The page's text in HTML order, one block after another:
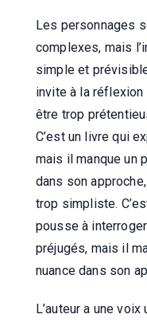
Les personnages
complexes, mais
simple et
invite à la réflexion
être trop
C’est un livre qui
mais il manque un
dans son
trop simpliste.
pousse à
préjugés, mais il
nuance dans son
L’auteur a une